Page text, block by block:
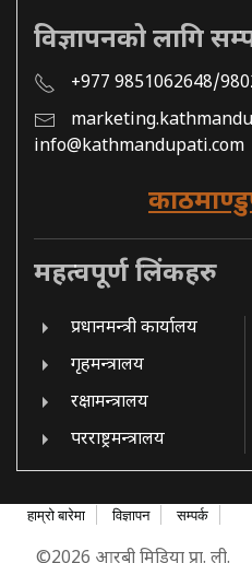
विज्ञापनको लागि
+977 9851062648/
info@kathmandupati.com
महत्वपूर्ण लिंकहरु
प्रधानमन्त्री कार्यालय
गृहमन्त्रालय
रक्षामन्त्रालय
परराष्ट्रमन्त्रालय
हाम्रो बारेमा विज्ञापन सम्पर्क